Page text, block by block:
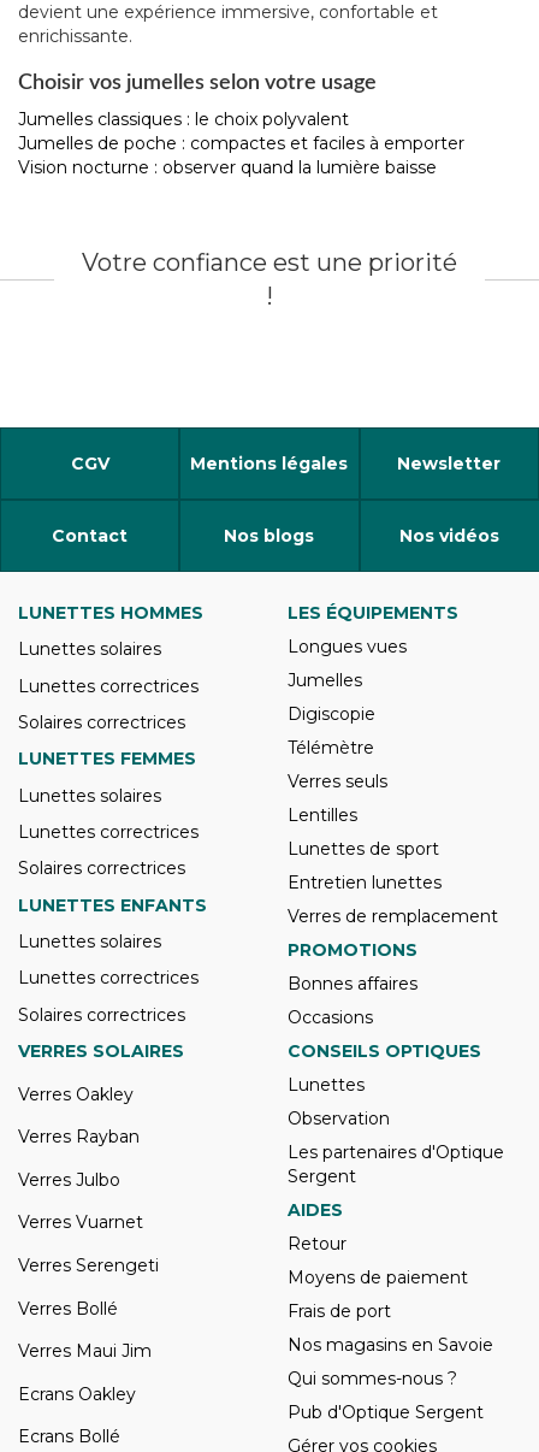
devient une expérience immersive, confortable et
enrichissante.
Choisir vos jumelles selon votre usage
Jumelles classiques : le choix polyvalent
Jumelles de poche : compactes et faciles à emporter
Vision nocturne : observer quand la lumière baisse
Votre confiance est une priorité
!
CGV Mentions légales Newsletter
Contact Nos blogs Nos vidéos
LUNETTES HOMMES
Lunettes solaires
Lunettes correctrices
Solaires correctrices
LUNETTES FEMMES
Lunettes solaires
Lunettes correctrices
Solaires correctrices
LUNETTES ENFANTS
Lunettes solaires
Lunettes correctrices
Solaires correctrices
LES ÉQUIPEMENTS
Longues vues
Jumelles
Digiscopie
Télémètre
Verres seuls
Lentilles
Lunettes de sport
Entretien lunettes
Verres de remplacement
PROMOTIONS
Bonnes affaires
Occasions
VERRES SOLAIRES
Verres Oakley
Verres Rayban
Verres Julbo
Verres Vuarnet
Verres Serengeti
Verres Bollé
Verres Maui Jim
Ecrans Oakley
Ecrans Bollé
CONSEILS OPTIQUES
Lunettes
Observation
Les partenaires d'Optique
Sergent
AIDES
Retour
Moyens de paiement
Frais de port
Nos magasins en Savoie
Qui sommes-nous ?
Pub d'Optique Sergent
Gérer vos cookies